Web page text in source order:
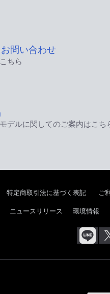
問い合わせ
ちら
デルに関してのご案内はこち
特定商取引法に基づく表記 ご
ニュースリリース 環境情報